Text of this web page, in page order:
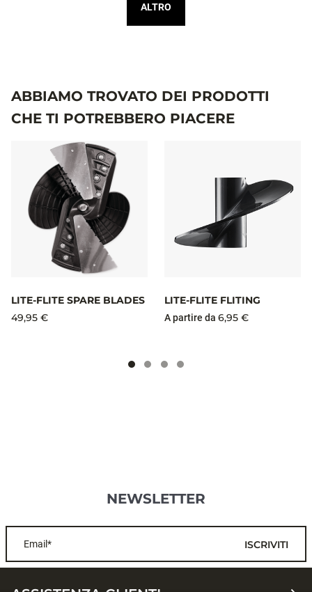
ALTRO
ABBIAMO TROVATO DEI PRODOTTI
CHE TI POTREBBERO PIACERE
LITE-FLITE SPARE BLADES
49,95 €
LITE-FLITE FLITING
A partire da 6,95 €
NEWSLETTER
Email* ISCRIVITI